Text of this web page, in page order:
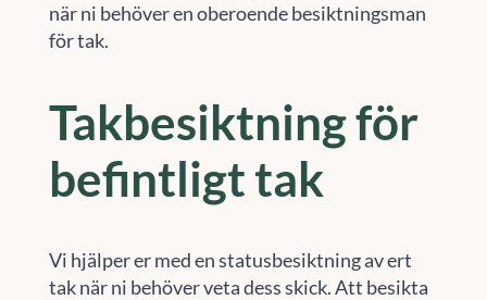
när ni behöver en oberoende besiktningsman
för tak.
Takbesiktning för
befintligt tak
Vi hjälper er med en statusbesiktning av ert
tak när ni behöver veta dess skick. Att besikta